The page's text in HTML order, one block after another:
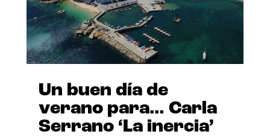
Un buen día de
verano para… Carla
Serrano ‘La inercia’